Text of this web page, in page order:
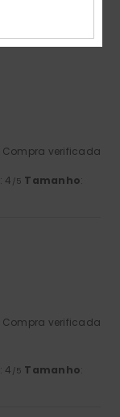
Compra verificada
: 4 /5 Tamanho:
Compra verificada
: 4 /5 Tamanho: